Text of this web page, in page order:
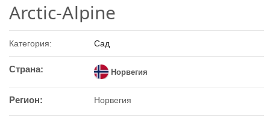
Arctic-Alpine
Категория: Сад
Страна: Норвегия
Регион: Норвегия